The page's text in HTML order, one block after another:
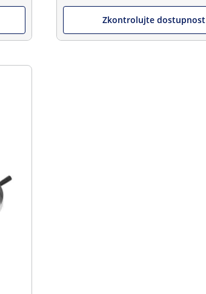
Zkontrolujte dostupnost